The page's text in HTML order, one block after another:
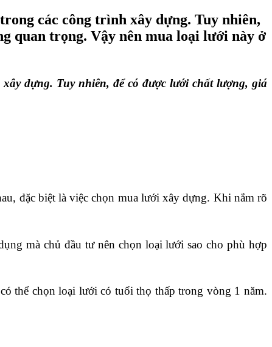
các công trình xây dựng. Tuy nhiên,
quan trọng. Vậy nên mua loại lưới này ở
dựng. Tuy nhiên, để có được lưới chất lượng, giá
đặc biệt là việc chọn mua lưới xây dựng. Khi nắm rõ
mà chủ đầu tư nên chọn loại lưới sao cho phù hợp
thể chọn loại lưới có tuổi thọ thấp trong vòng 1 năm.